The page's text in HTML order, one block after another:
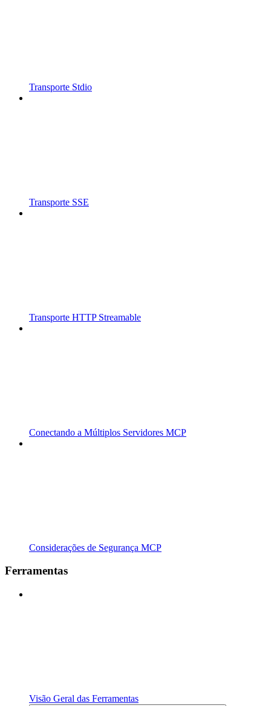
Transporte Stdio
Transporte SSE
Transporte HTTP Streamable
Conectando a Múltiplos Servidores MCP
Considerações de Segurança MCP
Ferramentas
Visão Geral das Ferramentas